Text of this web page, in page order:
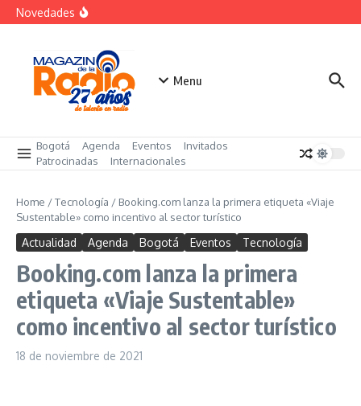
Saltar al contenido
Novedades
La posesión presidencial se verá en especial de DNEWS
sustitución de la coca
Menu
Bogotá Agenda Eventos
Invitados
Patrocinadas
Internacionales
Home /Tecnología / Booking.com lanza la primera etiqueta «Viaje
Sustentable» como incentivo al sector turístico
Actualidad Agenda Bogotá Eventos Tecnología
Booking.com lanza la primera
etiqueta «Viaje Sustentable»
como incentivo al sector turístico
18 de noviembre de 2021